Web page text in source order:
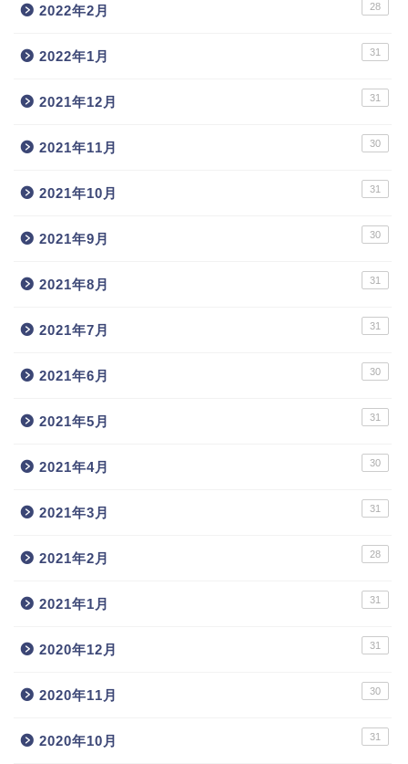
2022年2月 28
2022年1月 31
2021年12月 31
2021年11月 30
2021年10月 31
2021年9月 30
2021年8月 31
2021年7月 31
2021年6月 30
2021年5月 31
2021年4月 30
2021年3月 31
2021年2月 28
2021年1月 31
2020年12月 31
2020年11月 30
2020年10月 31